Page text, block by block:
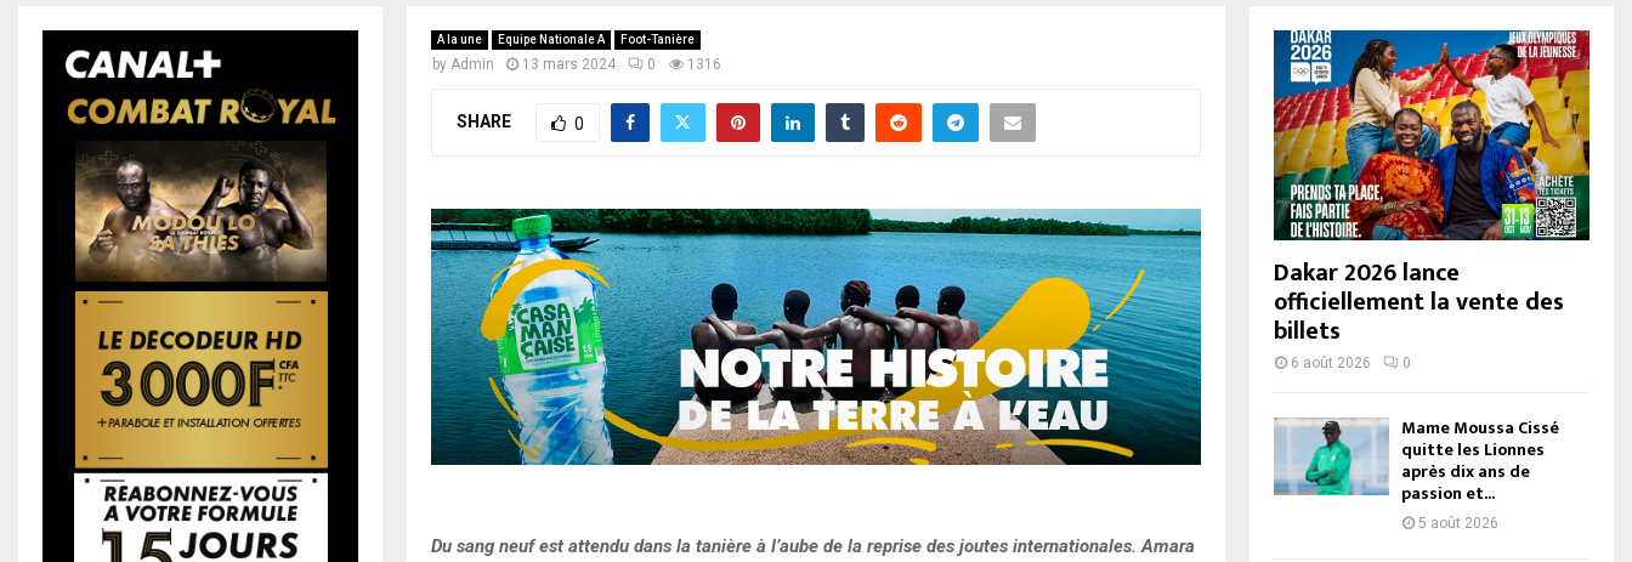
A la une Equipe Nationale A Foot-Tanière
by Admin 13 mars 2024 0 1316
SHARE 0
Du sang neuf est attendu dans la tanière à l’aube de la reprise des joutes internationales. Amara
Dakar 2026 lance
officiellement la vente des
billets
6 août 2026 0
Mame Moussa Cissé
quitte les Lionnes
après dix ans de
passion et...
5 août 2026